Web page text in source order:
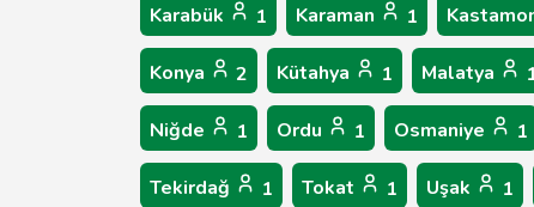
Karabük 1 Karaman 1
Konya 2 Kütahya 1 Malatya
Niğde 1 Ordu 1 Osmaniye 1
Tekirdağ 1 Tokat 1 Uşak 1